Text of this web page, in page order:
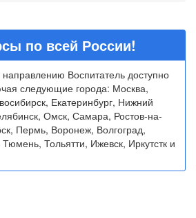
по всей России!
Воспитатель доступно
следующие города: Москва,
Екатеринбург, Нижний
Омск, Самара, Ростов-на-
Пермь, Воронеж, Волгоград,
Тольятти, Ижевск, Иркутстк и